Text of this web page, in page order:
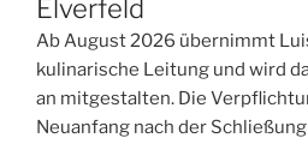
Elverfeld
Ab August 2026 übernimmt
kulinarische Leitung und wird
an mitgestalten. Die
Neuanfang nach der